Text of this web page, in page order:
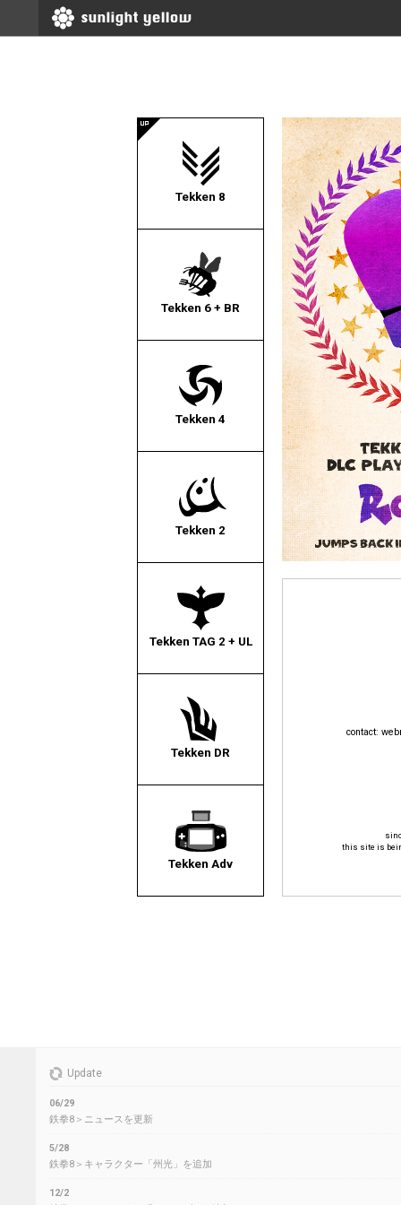
Tekken 8
Tekken 6 + BR
Tekken 4
Tekken 2
Tekken TAG 2 + UL
Tekken DR
Tekken Adv
contact:
this site is
Update
06/29
鉄拳8＞ニュースを更新
5/28
鉄拳8＞キャラクター「州光」を追加
12/2